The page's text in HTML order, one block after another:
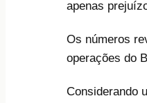
apenas
Os números
operações do
Considerando